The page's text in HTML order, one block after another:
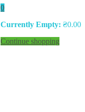
0
Currently Empty: ₴0.00
Continue shopping